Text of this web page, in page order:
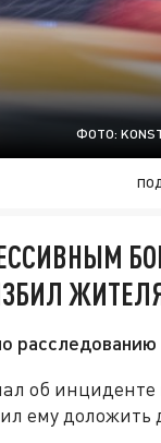
ФОТО:
об инциденте
ему доложить